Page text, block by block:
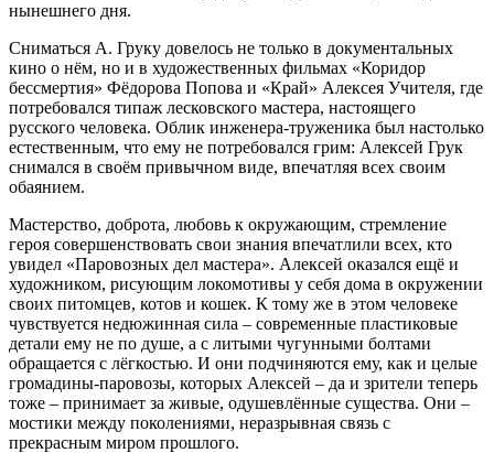
нынешнего дня.
Сниматься А. Груку довелось не только в документальных
кино о нём, но и в художественных фильмах «Коридор
бессмертия» Фёдорова Попова и «Край» Алексея Учителя, где
потребовался типаж лесковского мастера, настоящего
русского человека. Облик инженера-труженика был настолько
естественным, что ему не потребовался грим: Алексей Грук
снимался в своём привычном виде, впечатляя всех своим
обаянием.
Мастерство, доброта, любовь к окружающим, стремление
героя совершенствовать свои знания впечатлили всех, кто
увидел «Паровозных дел мастера». Алексей оказался ещё и
художником, рисующим локомотивы у себя дома в окружении
своих питомцев, котов и кошек. К тому же в этом человеке
чувствуется недюжинная сила – современные пластиковые
детали ему не по душе, а с литыми чугунными болтами
обращается с лёгкостью. И они подчиняются ему, как и целые
громадины-паровозы, которых Алексей – да и зрители теперь
тоже – принимает за живые, одушевлённые существа. Они –
мостики между поколениями, неразрывная связь с
прекрасным миром прошлого.